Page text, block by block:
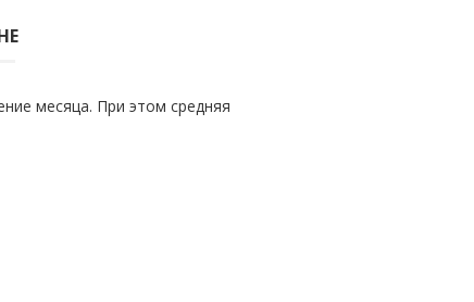
месяца. При этом средняя